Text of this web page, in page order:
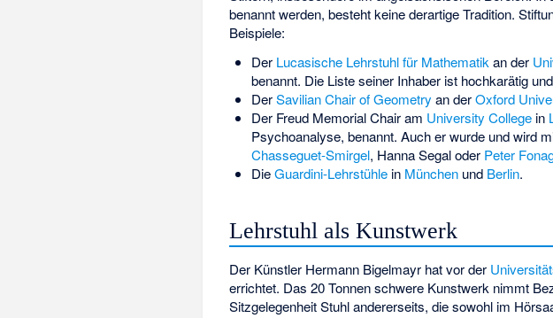
benannt werden, besteht keine derartige Tradition.
Beispiele:
Der Lucasische Lehrstuhl für Mathematikan der
benannt. Die Liste seiner Inhaber ist hochkarätig
DerSavilian Chair of Geometry an derOxford
Der Freud Memorial Chairam University Collegein
Psychoanalyse, benannt. Auch er wurde und wird
Chasseguet-Smirgel, Hanna Segaloder Peter
DieGuardini-Lehrstühlein Münchenund Berlin.
Lehrstuhl als Kunstwerk
Der Künstler Hermann Bigelmayr hat vor der
errichtet. Das 20 Tonnen schwere Kunstwerk nimmt
Sitzgelegenheit Stuhl andererseits, die sowohl im